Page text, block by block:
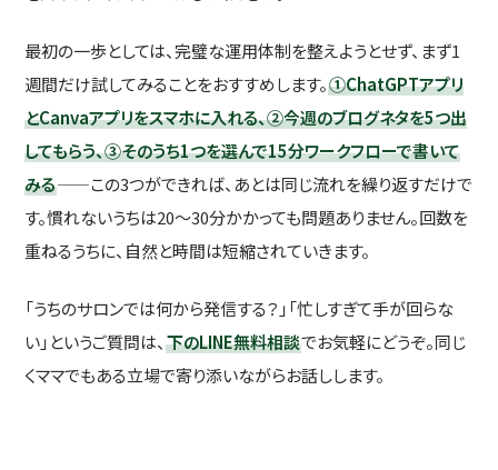
最初の一歩としては、完璧な運用体制を整えようとせず、まず1
週間だけ試してみることをおすすめします。①ChatGPTアプリ
とCanvaアプリをスマホに入れる、②今週のブログネタを5つ出
してもらう、③そのうち1つを選んで15分ワークフローで書いて
みる——この3つができれば、あとは同じ流れを繰り返すだけで
す。慣れないうちは20〜30分かかっても問題ありません。回数を
重ねるうちに、自然と時間は短縮されていきます。
「うちのサロンでは何から発信する？」「忙しすぎて手が回らな
い」というご質問は、 下のLINE無料相談でお気軽にどうぞ。同じ
くママでもある立場で寄り添いながらお話しします。